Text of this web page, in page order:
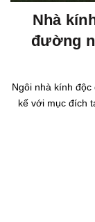
Nhà
đường
Ngôi nhà kính
kế với mục đích